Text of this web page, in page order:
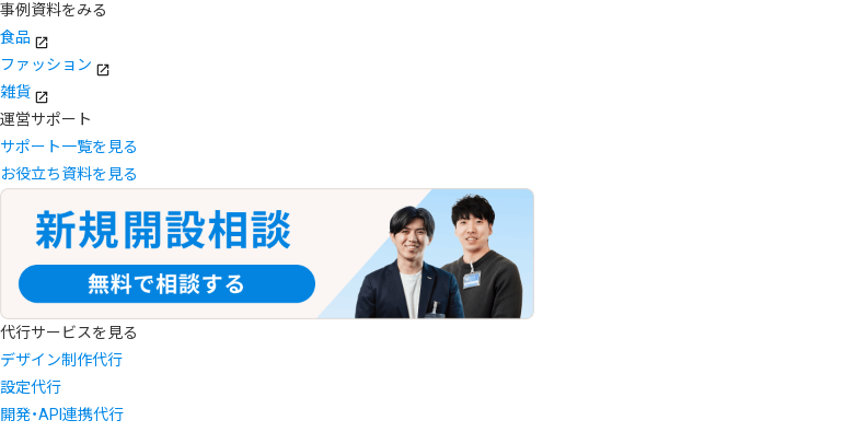
事例資料をみる
食品
ファッション
雑貨
運営サポート
サポート一覧を見る
お役立ち資料を見る
代行サービスを見る
デザイン制作代行
設定代行
開発・API連携代行